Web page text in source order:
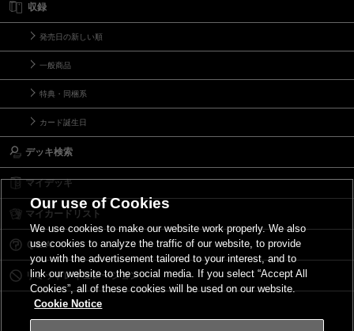
収録
発売日の新しい順
一般商品
特典・同梱系
カード誕生日
デッキ検索
マイデッキ
マイカードリスト
Ｑ＆Ａ
リミットレギュレーション
Our use of Cookies
We use cookies to make our website work properly. We also
use cookies to analyze the traffic of our website, to provide
you with the advertisement tailored to your interest, and to
link our website to the social media. If you select “Accept All
Cookies”, all of these cookies will be used on our website.
Cookie Notice